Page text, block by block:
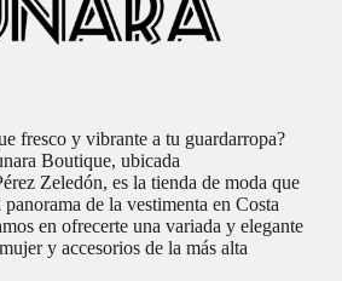
fresco y vibrante a tu guardarropa?
Boutique, ubicada
Zeledón, es la tienda de moda que
de la vestimenta en Costa
en ofrecerte una variada y elegante
y accesorios de la más alta